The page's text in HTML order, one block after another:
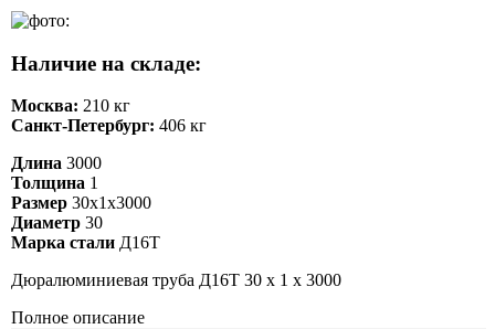
Наличие на складе:
Москва: 210 кг
Санкт-Петербург: 406 кг
Длина 3000
Толщина 1
Размер 30х1х3000
Диаметр 30
Марка стали Д16Т
Дюралюминиевая труба Д16Т 30 х 1 х 3000
Полное описание